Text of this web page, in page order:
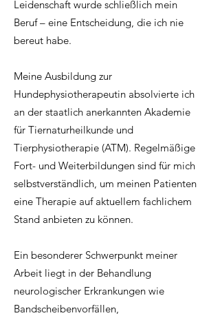
Leidenschaft wurde schließlich mein
Beruf – eine Entscheidung, die ich nie
bereut habe.
Meine Ausbildung zur
Hundephysiotherapeutin absolvierte ich
an der staatlich anerkannten Akademie
für Tiernaturheilkunde und
Tierphysiotherapie (ATM). Regelmäßige
Fort- und Weiterbildungen sind für mich
selbstverständlich, um meinen Patienten
eine Therapie auf aktuellem fachlichem
Stand anbieten zu können.
Ein besonderer Schwerpunkt meiner
Arbeit liegt in der Behandlung
neurologischer Erkrankungen wie
Bandscheibenvorfällen,